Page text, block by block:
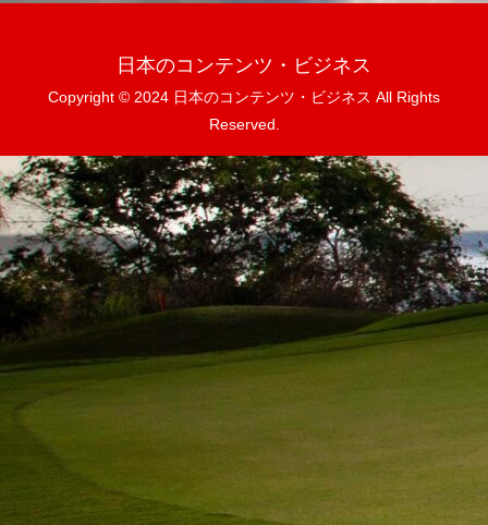
日本のコンテンツ・ビジネス
Copyright © 2024 日本のコンテンツ・ビジネス All Rights
Reserved.